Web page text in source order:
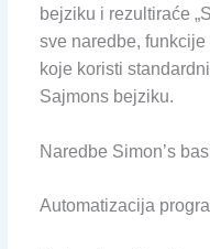
bejziku i rezultiraće
sve naredbe,
koje koristi
Sajmons bejziku.
Naredbe Simon’s
Automatizacija